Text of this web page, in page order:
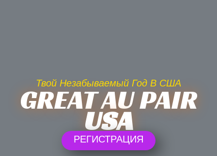
Твой Незабываемый Год В США
GREAT AU PAIR
USA
РЕГИСТРАЦИЯ